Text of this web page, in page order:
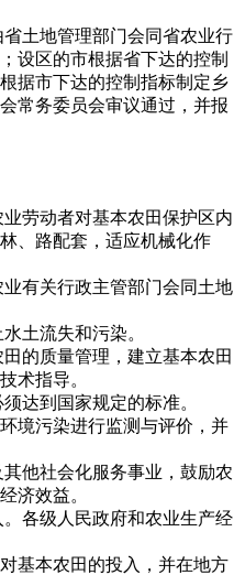
土地管理部门会同省农业行
设区的市根据省下达的控制
据市下达的控制指标制定乡
常务委员会审议通过，并报
劳动者对基本农田保护区内
、路配套，适应机械化作
有关行政主管部门会同土地
土流失和污染。
的质量管理，建立基本农田
术指导。
达到国家规定的标准。
境污染进行监测与评价，并
他社会化服务事业，鼓励农
济效益。
各级人民政府和农业生产经
基本农田的投入，并在地方